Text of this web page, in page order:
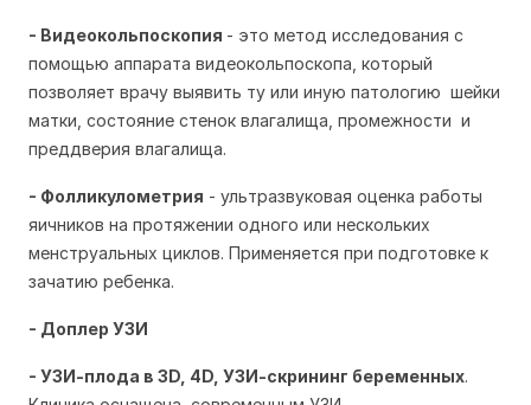
- Видеокольпоскопия - это метод исследования с
помощью аппарата видеокольпоскопа, который
позволяет врачу выявить ту или иную патологию шейки
матки, состояние стенок влагалища, промежности и
преддверия влагалища.
- Фолликулометрия - ультразвуковая оценка работы
яичников на протяжении одного или нескольких
менструальных циклов. Применяется при подготовке к
зачатию ребенка.
- Доплер УЗИ
- УЗИ-плода в 3D, 4D, УЗИ-скрининг беременных.